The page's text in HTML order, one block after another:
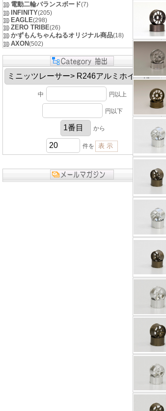
電動二輪バランスボード(7)
INFINITY(205)
EAGLE(298)
ZERO TRIBE(26)
かずもんちゃんねるオリジナル商品(18)
AXON(502)
中 円以上
円以下
から
件を